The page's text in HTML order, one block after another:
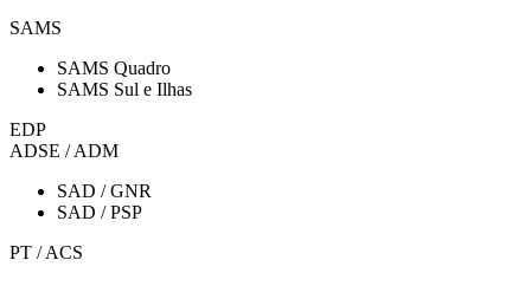
SAMS
SAMS Quadro
SAMS Sul e Ilhas
EDP
ADSE / ADM
SAD / GNR
SAD / PSP
PT / ACS